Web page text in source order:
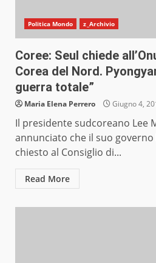
Politica Mondo z_Archivio
Coree: Seul chiede
Corea del Nord.
guerra totale”
Maria Elena Perrero Giugno 4,
Il presidente sudcoreano Lee
annunciato che il suo
chiesto al Consiglio di...
Read More